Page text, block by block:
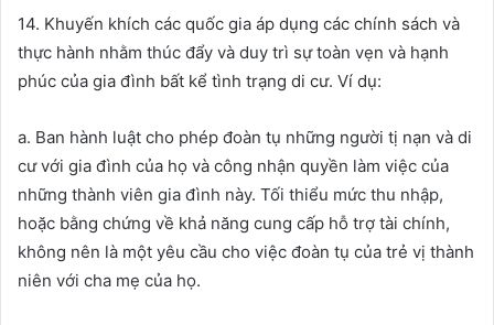
14. Khuyến khích các quốc gia áp dụng các chính sách và
thực hành nhằm thúc đẩy và duy trì sự toàn vẹn và hạnh
phúc của gia đình bất kể tình trạng di cư. Ví dụ:
a. Ban hành luật cho phép đoàn tụ những người tị nạn và di
cư với gia đình của họ và công nhận quyền làm việc của
những thành viên gia đình này. Tối thiểu mức thu nhập,
hoặc bằng chứng về khả năng cung cấp hỗ trợ tài chính,
không nên là một yêu cầu cho việc đoàn tụ của trẻ vị thành
niên với cha mẹ của họ.